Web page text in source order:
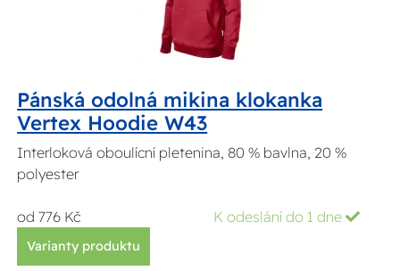
Pánská odolná mikina klokanka
Vertex Hoodie W43
Interloková oboulícní pletenina, 80 % bavlna, 20 %
polyester
od 776 Kč K odeslání do 1 dne
Varianty produktu